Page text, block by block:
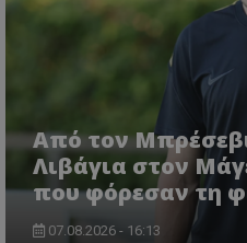
Από τον
Λιβάγια στον
που φόρεσαν τη
07.08.2026 - 16:13